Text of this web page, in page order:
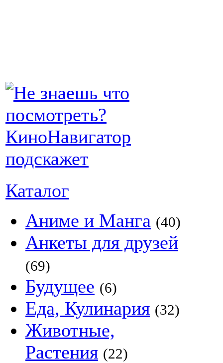
Каталог
Аниме и Манга (40)
Анкеты для друзей
(69)
Будущее (6)
Еда, Кулинария (32)
Животные,
Растения (22)